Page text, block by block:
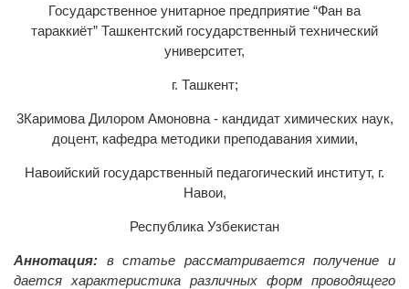
Государственное унитарное предприятие “Фан ва
тараккиёт” Ташкентский государственный технический
университет,
г. Ташкент;
3Каримова Дилором Амоновна - кандидат химических наук,
доцент, кафедра методики преподавания химии,
Навоийский государственный педагогический институт, г.
Навои,
Республика Узбекистан
Аннотация: в статье рассматривается получение и
дается характеристика различных форм проводящего